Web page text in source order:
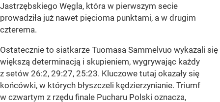
Jastrzębskiego Węgla, która w pierwszym secie
prowadziła już nawet pięcioma punktami, a w drugim
czterema.
Ostatecznie to siatkarze Tuomasa Sammelvuo wykazali się
większą determinacją i skupieniem, wygrywając każdy
z setów 26:2, 29:27, 25:23. Kluczowe tutaj okazały się
końcówki, w których błyszczeli kędzierzynianie. Triumf
w czwartym z rzędu finale Pucharu Polski oznacza,